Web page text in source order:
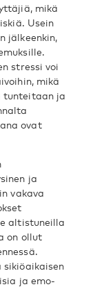
mikä
Usein
jälkeenkin,
stressi voi
mikä
tunteitaan ja
ovat
ja
vakava
altistuneilla
on ollut
ja emo-